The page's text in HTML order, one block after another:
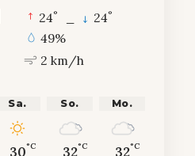
24° 24°
49%
2 km/h
Sa.
30°C
So.
32°C
Mo.
32°C